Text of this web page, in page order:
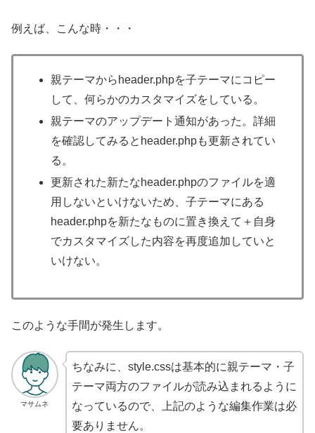
例えば、こんな時・・・
親テーマからheader.phpを子テーマにコピー
して、何らかのカスタマイズをしている。
親テーマのアップデート通知があった。詳細
を確認してみるとheader.phpも更新されてい
る。
更新された新たなheader.phpのファイルを適
用しないといけないため、子テーマにある
header.phpを新たなものに置き換えて＋自身
でカスタマイズした内容を再度追加していと
いけない。
このような手間が発生します。
マサムネ
ちなみに、style.cssは基本的に親テーマ・子
テーマ両方のファイルが読み込まれるように
なっているので、上記のような編集作業は必
要ありません。